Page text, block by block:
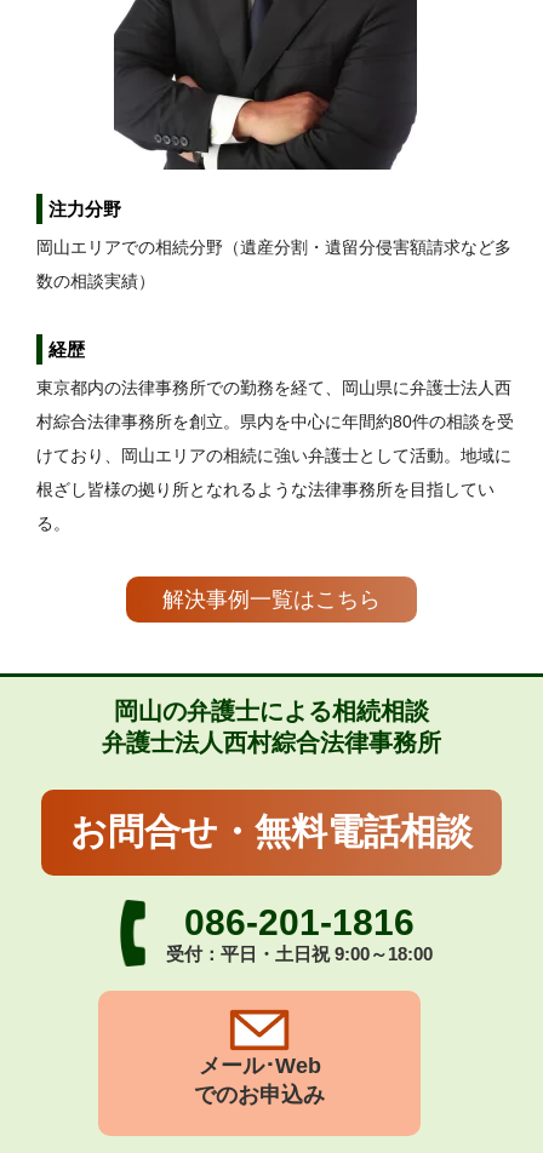
注力分野
岡山エリアでの相続分野（遺産分割・遺留分侵害額請求など多
数の相談実績）
経歴
東京都内の法律事務所での勤務を経て、岡山県に弁護士法人西
村綜合法律事務所を創立。県内を中心に年間約80件の相談を受
けており、岡山エリアの相続に強い弁護士として活動。地域に
根ざし皆様の拠り所となれるような法律事務所を目指してい
る。
解決事例一覧はこちら
岡山の弁護士による相続相談
弁護士法人西村綜合法律事務所
お問合せ・無料電話相談
086-201-1816
受付：平日・土日祝 9:00～18:00
メール･Web
でのお申込み